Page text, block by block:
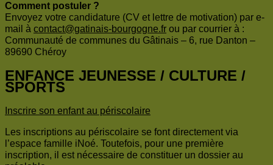
Comment postuler ?
Envoyez votre candidature (CV et lettre de motivation) par e-
mail à contact@gatinais-bourgogne.fr ou par courrier à :
Communauté de communes du Gâtinais – 6, rue Danton –
89690 Chéroy
ENFANCE JEUNESSE / CULTURE /
SPORTS
Inscrire son enfant au périscolaire
Les inscriptions au périscolaire se font directement via
l’espace famille iNoé. Toutefois, pour une première
inscription, il est nécessaire de constituer un dossier au